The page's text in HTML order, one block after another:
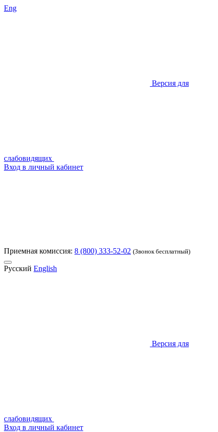
Eng
Версия для
слабовидящих
Вход в личный кабинет
Приемная комиссия: 8 (800) 333-52-02 (Звонок бесплатный)
Русский English
Версия для
слабовидящих
Вход в личный кабинет